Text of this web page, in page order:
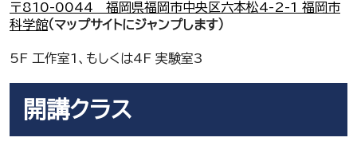
〒810-0044 福岡県福岡市中央区六本松4-2-1 福岡市
科学館（マップサイトにジャンプします）
5F 工作室1、もしくは4F 実験室3
開講クラス